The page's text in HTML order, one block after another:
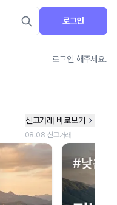
로그인
로그인 해주세요.